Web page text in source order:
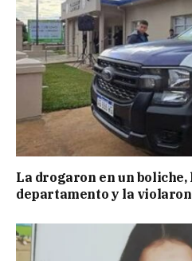
La drogaron en un
departamento y la